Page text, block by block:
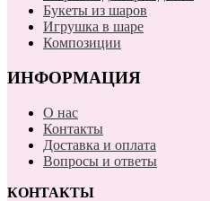
Букеты из шаров
Игрушка в шаре
Композиции
ИНФОРМАЦИЯ
О нас
Контакты
Доставка и оплата
Вопросы и ответы
КОНТАКТЫ